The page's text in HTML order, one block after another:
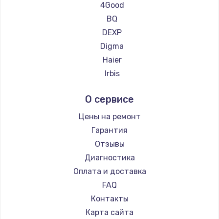
Замена температурного датчика
2500 руб.
Заказать
Замена электроконфорки
1300 руб.
Техобслуживание
Заказать
Установка / подключение / демонтаж
1300 руб.
Заказать
Ремонт планшетов Teclast
Ремонт планшетов CHUWI
4Good
BQ
DEXP
Digma
Haier
Irbis
Microsoft
BlackView
Amazon
Aquarius
Philips
Dell
HP
Getac
ZTE
О сервисе
Цены на ремонт
Гарантия
Отзывы
Диагностика
Оплата и доставка
FAQ
Контакты
Карта сайта